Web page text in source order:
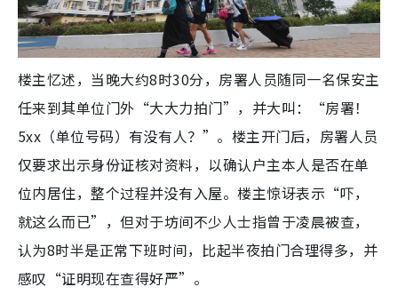
楼主忆述，当晚大约8时30分，房署人员随同一名保安主
任来到其单位门外“大大力拍门”，并大叫：“房署！
5xx（单位号码）有没有人？”。楼主开门后，房署人员
仅要求出示身份证核对资料，以确认户主本人是否在单
位内居住，整个过程并没有入屋。楼主惊讶表示“吓，
就这么而已”，但对于坊间不少人士指曾于凌晨被查，
认为8时半是正常下班时间，比起半夜拍门合理得多，并
感叹“证明现在查得好严”。